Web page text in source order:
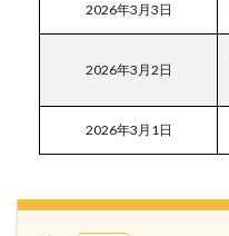
2026年3月3日
2026年3月2日
2026年3月1日